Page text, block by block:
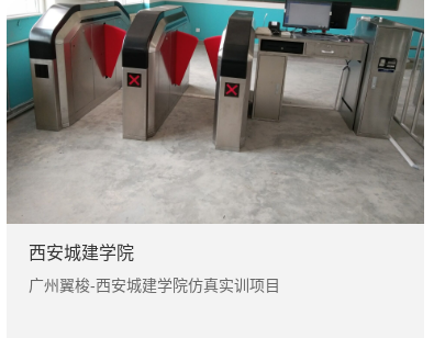
西安城建学院
广州翼梭-西安城建学院仿真实训项目